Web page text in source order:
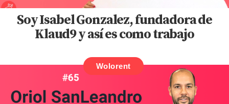
Soy Isabel Gonzalez, fundadora de
Klaud9 y así es como trabajo
Wolorent